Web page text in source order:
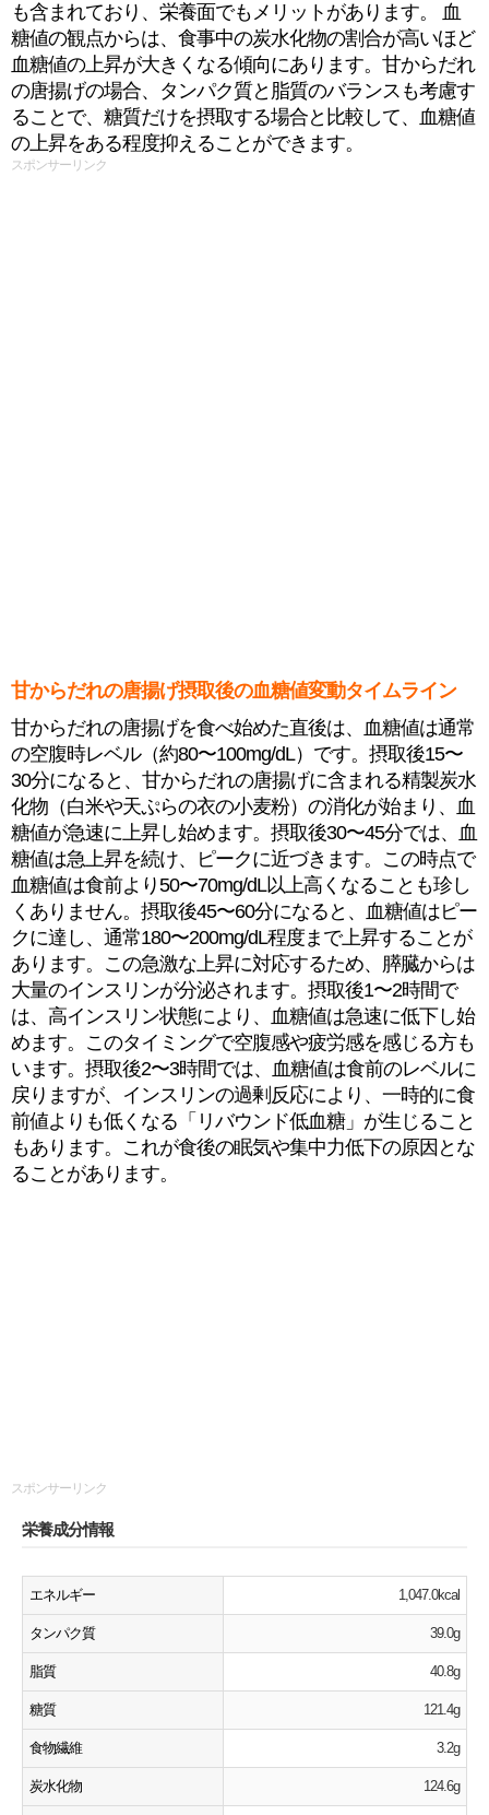
も含まれており、栄養面でもメリットがあります。 血
糖値の観点からは、食事中の炭水化物の割合が高いほど
血糖値の上昇が大きくなる傾向にあります。甘からだれ
の唐揚げの場合、タンパク質と脂質のバランスも考慮す
ることで、糖質だけを摂取する場合と比較して、血糖値
の上昇をある程度抑えることができます。
スポンサーリンク
甘からだれの唐揚げ摂取後の血糖値変動タイムライン
甘からだれの唐揚げを食べ始めた直後は、血糖値は通常
の空腹時レベル（約80〜100mg/dL）です。摂取後15〜
30分になると、甘からだれの唐揚げに含まれる精製炭水
化物（白米や天ぷらの衣の小麦粉）の消化が始まり、血
糖値が急速に上昇し始めます。摂取後30〜45分では、血
糖値は急上昇を続け、ピークに近づきます。この時点で
血糖値は食前より50〜70mg/dL以上高くなることも珍し
くありません。摂取後45〜60分になると、血糖値はピー
クに達し、通常180〜200mg/dL程度まで上昇することが
あります。この急激な上昇に対応するため、膵臓からは
大量のインスリンが分泌されます。摂取後1〜2時間で
は、高インスリン状態により、血糖値は急速に低下し始
めます。このタイミングで空腹感や疲労感を感じる方も
います。摂取後2〜3時間では、血糖値は食前のレベルに
戻りますが、インスリンの過剰反応により、一時的に食
前値よりも低くなる「リバウンド低血糖」が生じること
もあります。これが食後の眠気や集中力低下の原因とな
ることがあります。
スポンサーリンク
栄養成分情報
エネルギー 1,047.0kcal
タンパク質 39.0g
脂質 40.8g
糖質 121.4g
食物繊維 3.2g
炭水化物 124.6g